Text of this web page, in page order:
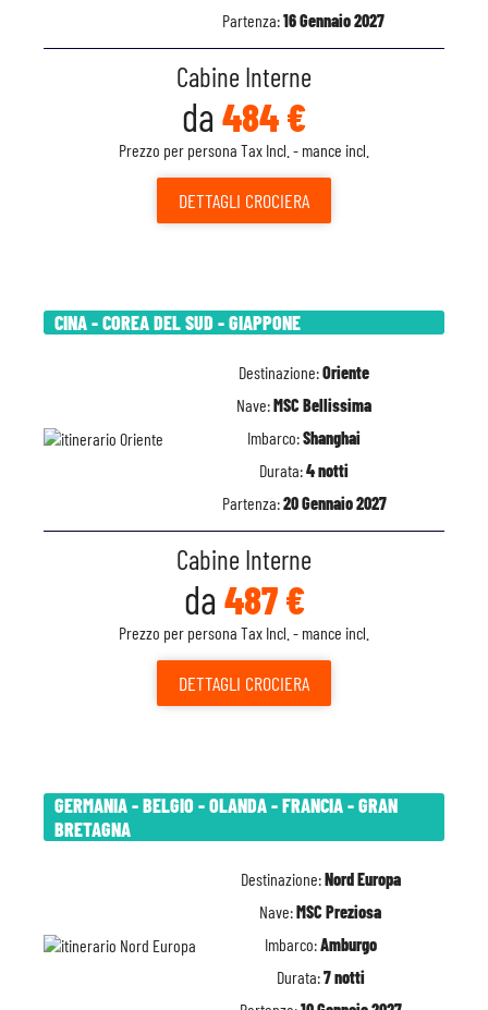
Partenza:16 Gennaio 2027
Cabine Interne
da 484 €
Prezzo per persona Tax Incl. - mance incl.
DETTAGLI CROCIERA
CINA - COREA DEL SUD - GIAPPONE
Destinazione:Oriente
Nave:MSC Bellissima
Imbarco:Shanghai
Durata:4 notti
Partenza:20 Gennaio 2027
Cabine Interne
da 487 €
Prezzo per persona Tax Incl. - mance incl.
DETTAGLI CROCIERA
GERMANIA - BELGIO - OLANDA - FRANCIA - GRAN
BRETAGNA
Destinazione:Nord Europa
Nave:MSC Preziosa
Imbarco:Amburgo
Durata:7 notti